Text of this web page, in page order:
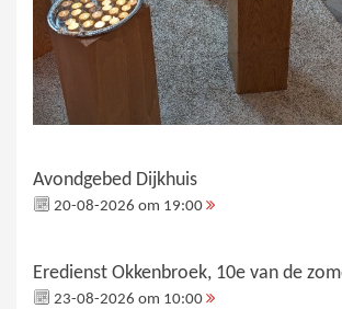
Avondgebed Dijkhuis
20-08-2026 om 19:00
Eredienst Okkenbroek, 10e van de
23-08-2026 om 10:00